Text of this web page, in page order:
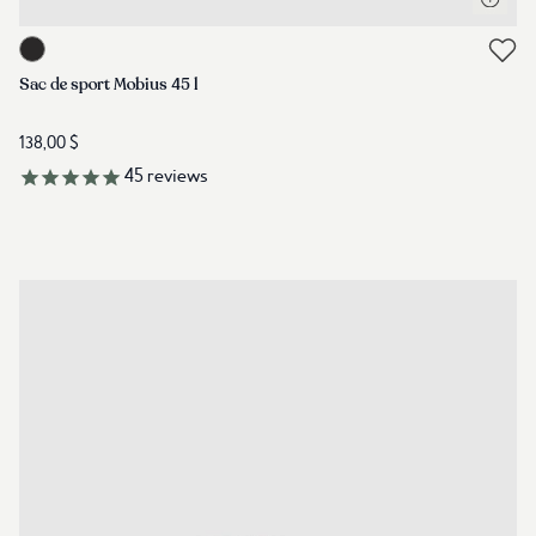
Lien vers le produit mobius-45l-duffle-meteorite-black-1
Lien vers les avis
Sac de sport Mobius 45 l
138,00 $
45 reviews